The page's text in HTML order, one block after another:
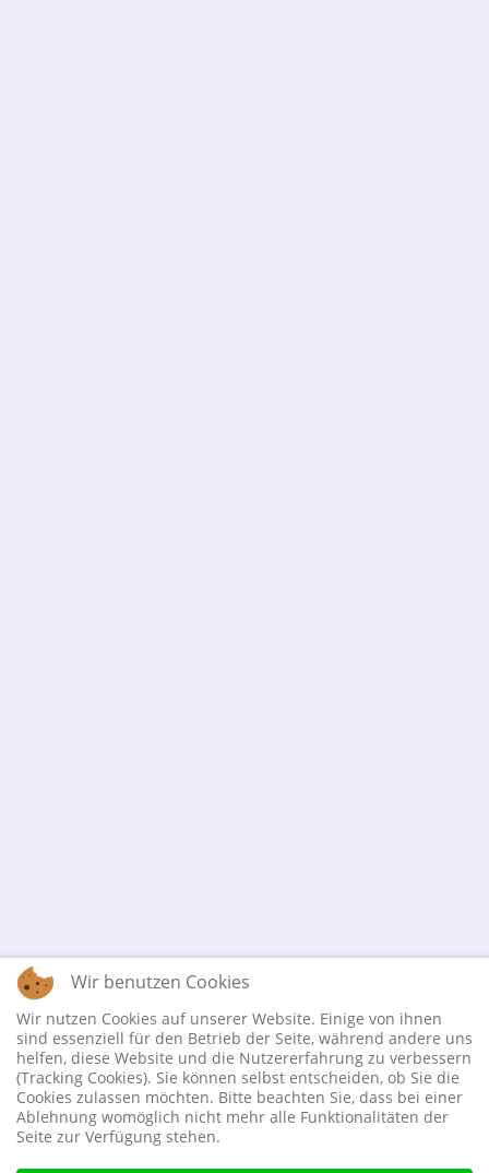
Wir benutzen Cookies
Wir nutzen Cookies auf unserer Website. Einige von ihnen
sind essenziell für den Betrieb der Seite, während andere uns
helfen, diese Website und die Nutzererfahrung zu verbessern
(Tracking Cookies). Sie können selbst entscheiden, ob Sie die
Cookies zulassen möchten. Bitte beachten Sie, dass bei einer
Ablehnung womöglich nicht mehr alle Funktionalitäten der
Seite zur Verfügung stehen.